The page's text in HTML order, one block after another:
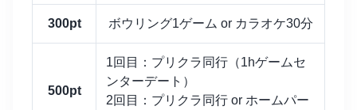
300pt ボウリング1ゲーム or カラオケ30分
500pt
1回目：プリクラ同行（1hゲームセ
ンターデート）
2回目：プリクラ同行 or ホームパー